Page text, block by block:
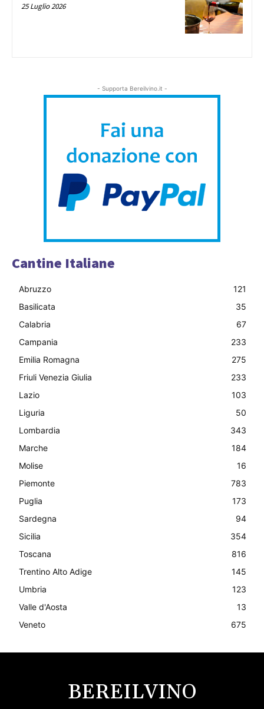
25 Luglio 2026
- Supporta Bereilvino.it -
Cantine Italiane
Abruzzo
121
Basilicata
35
Calabria
67
Campania
233
Emilia Romagna
275
Friuli Venezia Giulia
233
Lazio
103
Liguria
50
Lombardia
343
Marche
184
Molise
16
Piemonte
783
Puglia
173
Sardegna
94
Sicilia
354
Toscana
816
Trentino Alto Adige
145
Umbria
123
Valle d'Aosta
13
Veneto
675
BEREILVINO